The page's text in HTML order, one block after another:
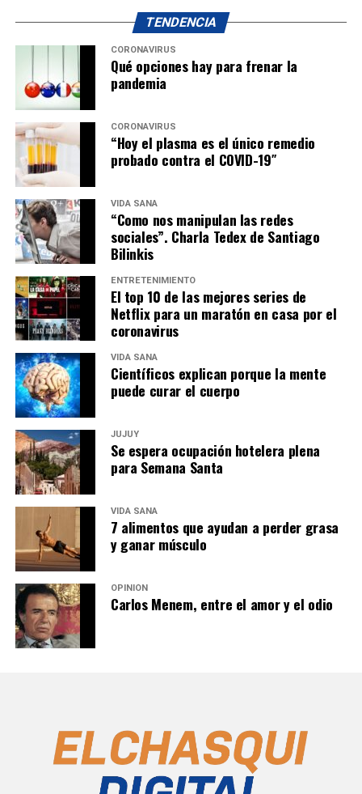
TENDENCIA
CORONAVIRUS
Qué opciones hay para frenar la
pandemia
CORONAVIRUS
“Hoy el plasma es el único remedio
probado contra el COVID-19″
VIDA SANA
“Como nos manipulan las redes
sociales”. Charla Tedex de Santiago
Bilinkis
ENTRETENIMIENTO
El top 10 de las mejores series de
Netflix para un maratón en casa por el
coronavirus
VIDA SANA
Científicos explican porque la mente
puede curar el cuerpo
JUJUY
Se espera ocupación hotelera plena
para Semana Santa
VIDA SANA
7 alimentos que ayudan a perder grasa
y ganar músculo
OPINIÓN
Carlos Menem, entre el amor y el odio